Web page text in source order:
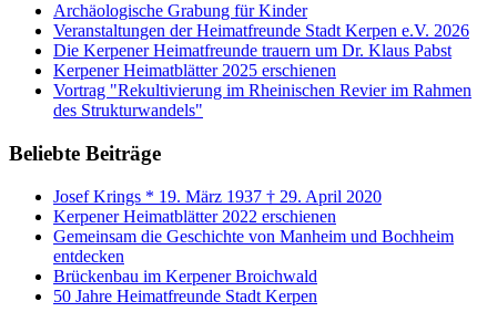
Archäologische Grabung für Kinder
Veranstaltungen der Heimatfreunde Stadt Kerpen e.V. 2026
Die Kerpener Heimatfreunde trauern um Dr. Klaus Pabst
Kerpener Heimatblätter 2025 erschienen
Vortrag "Rekultivierung im Rheinischen Revier im Rahmen
des Strukturwandels"
Beliebte Beiträge
Josef Krings * 19. März 1937 † 29. April 2020
Kerpener Heimatblätter 2022 erschienen
Gemeinsam die Geschichte von Manheim und Bochheim
entdecken
Brückenbau im Kerpener Broichwald
50 Jahre Heimatfreunde Stadt Kerpen